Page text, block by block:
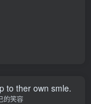
to ther own smle.
的笑容